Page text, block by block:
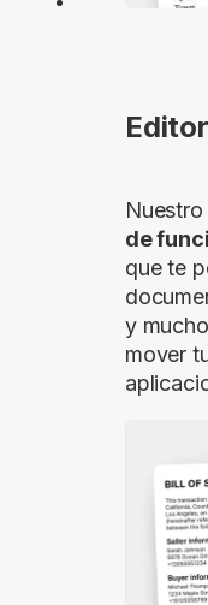
de
que te
y
mover